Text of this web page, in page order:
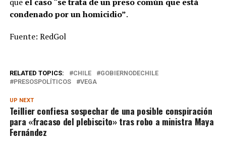
condenado por un homicidio”.
Fuente: RedGol
RELATED TOPICS: CHILE
GOBIERNODECHILE
PRESOSPOLÍTICOS
VEGA
UP NEXT
Teillier confiesa sospechar de una posible conspiración
para «fracaso del plebiscito» tras robo a ministra Maya
Fernández